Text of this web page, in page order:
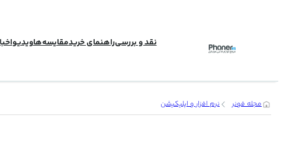
نقد و بررسیراهنمای خریدمقایسه‌هاویدیو
مجله فونر نرم افزار و اپلیکیشن